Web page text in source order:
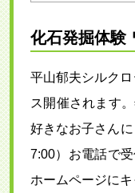
化石発掘体験
平山郁夫シルク
ス開催されます
好きなお子さん
7:00）お電話で
ホームページに